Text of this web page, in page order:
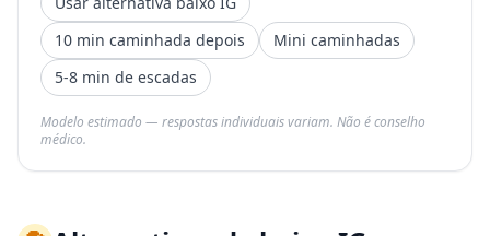
10 min caminhada depois
Mini caminhadas
5-8 min de escadas
Modelo estimado — respostas individuais variam. Não é conselho
médico.